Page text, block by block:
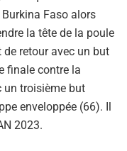
Faso alors
la tête de la poule
retour avec un but
finale contre la
un troisième but
enveloppée (66). Il
2023.